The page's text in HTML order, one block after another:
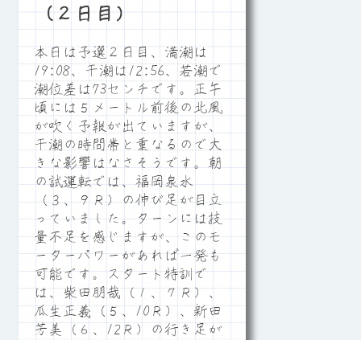
（２日目）
本日は予選２日目、満潮は
19:08、干潮は12:56、若潮で
潮位差は73センチです。正午
頃には５メートル前後の北風
が吹く予報が出ていますが、
干潮の時間帯と重なるので大
きな影響はなさそうです。朝
の試運転では、福岡泉水
（３、９Ｒ）の伸び足が目立
っていました。ターンには技
量不足を感じますが、このモ
ーターパワーがあれば一発も
可能です。スタート特訓で
は、柴田朋哉（１、７Ｒ）、
瓜生正義（５、10Ｒ）、新田
芳美（６、12Ｒ）の行き足が